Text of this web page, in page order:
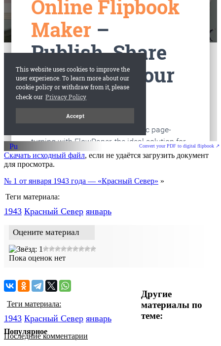
старые газеты
Convert your PDF to digital flipbook ↗
Скачать исходный файл, если не удаётся загрузить документ
для просмотра.
№ 1 от января 1943 года — «Красный Север» »
Теги материала:
1943 Красный Cевер январь
Оцените материал
Пока оценок нет
Другие
материалы по
теме:
Теги материала:
1943 Красный Cевер январь
Последние комментарии
Популярное